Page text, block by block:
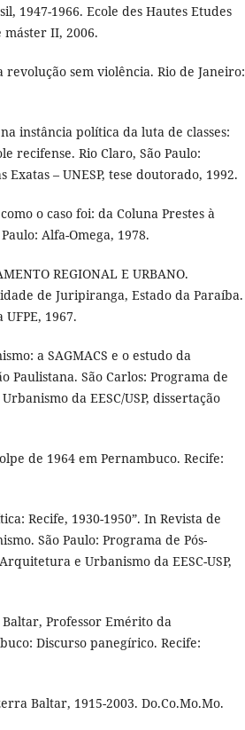
1947-1966. Ecole des Hautes Etudes
máster II, 2006.
revolução sem violência. Rio de Janeiro:
instância política da luta de classes:
recifense. Rio Claro, São Paulo:
– UNESP, tese doutorado, 1992.
o caso foi: da Coluna Prestes à
Alfa-Omega, 1978.
REGIONAL E URBANO.
de Juripiranga, Estado da Paraíba.
1967.
a SAGMACS e o estudo da
Paulistana. São Carlos: Programa de
da EESC/USP, dissertação
de 1964 em Pernambuco. Recife:
Recife, 1930-1950”. In Revista de
São Paulo: Programa de Pós-
e Urbanismo da EESC-USP,
Professor Emérito da
Discurso panegírico. Recife:
Baltar, 1915-2003. Do.Co.Mo.Mo.